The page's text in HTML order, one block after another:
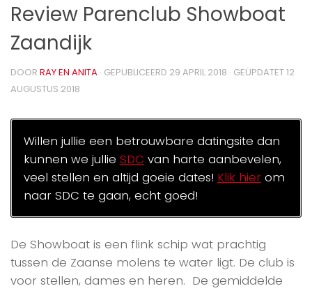
Review Parenclub Showboat
Zaandijk
DOOR RAY EN ANITA · GEPUBLICEERD 29 APRIL 2018 · GEÜPDATET12
AUGUSTUS 2018
Willen jullie een betrouwbare datingsite dan
kunnen we jullie SDC van harte aanbevelen,
veel stellen en altijd goeie dates! Klik hierom
naar SDC te gaan, echt goed!
De Showboat is een flink schip wat prachtig
tussen de Zaanse molens te water ligt. De club is
voor stellen, dames en heren. De gemiddelde